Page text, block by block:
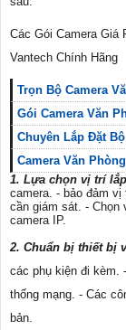
Các Gói Camera Giá
Vantech Chính Hãng
Trọn Bộ Camera
Gói Camera Văn
Chuyên Lắp Đặt
Camera Văn
1. Lựa chọn vị trí
camera. - bảo đảm
cần giám sát. - Chọn
camera IP.
2. Chuẩn bị thiết bị
các phụ kiện đi kèm.
thống mạng. - Các
bản.